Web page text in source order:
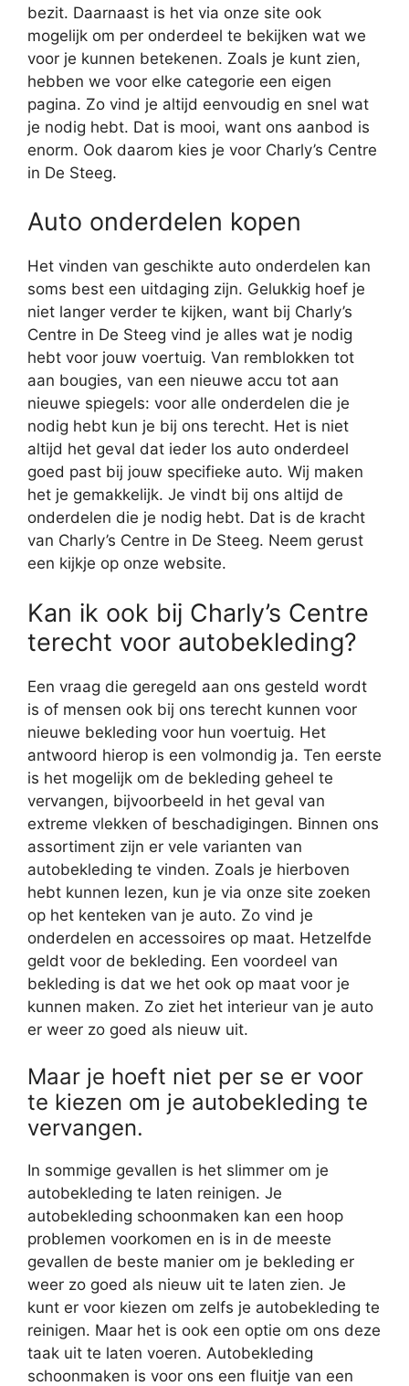
bezit. Daarnaast is het via onze site ook
mogelijk om per onderdeel te bekijken wat we
voor je kunnen betekenen. Zoals je kunt zien,
hebben we voor elke categorie een eigen
pagina. Zo vind je altijd eenvoudig en snel wat
je nodig hebt. Dat is mooi, want ons aanbod is
enorm. Ook daarom kies je voor Charly’s Centre
in De Steeg.
Auto onderdelen kopen
Het vinden van geschikte auto onderdelen kan
soms best een uitdaging zijn. Gelukkig hoef je
niet langer verder te kijken, want bij Charly’s
Centre in De Steeg vind je alles wat je nodig
hebt voor jouw voertuig. Van remblokken tot
aan bougies, van een nieuwe accu tot aan
nieuwe spiegels: voor alle onderdelen die je
nodig hebt kun je bij ons terecht. Het is niet
altijd het geval dat ieder los auto onderdeel
goed past bij jouw specifieke auto. Wij maken
het je gemakkelijk. Je vindt bij ons altijd de
onderdelen die je nodig hebt. Dat is de kracht
van Charly’s Centre in De Steeg. Neem gerust
een kijkje op onze website.
Kan ik ook bij Charly’s Centre
terecht voor autobekleding?
Een vraag die geregeld aan ons gesteld wordt
is of mensen ook bij ons terecht kunnen voor
nieuwe bekleding voor hun voertuig. Het
antwoord hierop is een volmondig ja. Ten eerste
is het mogelijk om de bekleding geheel te
vervangen, bijvoorbeeld in het geval van
extreme vlekken of beschadigingen. Binnen ons
assortiment zijn er vele varianten van
autobekleding te vinden. Zoals je hierboven
hebt kunnen lezen, kun je via onze site zoeken
op het kenteken van je auto. Zo vind je
onderdelen en accessoires op maat. Hetzelfde
geldt voor de bekleding. Een voordeel van
bekleding is dat we het ook op maat voor je
kunnen maken. Zo ziet het interieur van je auto
er weer zo goed als nieuw uit.
Maar je hoeft niet per se er voor
te kiezen om je autobekleding te
vervangen.
In sommige gevallen is het slimmer om je
autobekleding te laten reinigen. Je
autobekleding schoonmaken kan een hoop
problemen voorkomen en is in de meeste
gevallen de beste manier om je bekleding er
weer zo goed als nieuw uit te laten zien. Je
kunt er voor kiezen om zelfs je autobekleding te
reinigen. Maar het is ook een optie om ons deze
taak uit te laten voeren. Autobekleding
schoonmaken is voor ons een fluitje van een